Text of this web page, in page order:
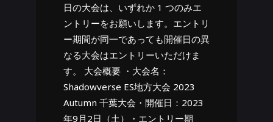
日の大会は、いずれか 1 つのみエ
ントリーをお願いします。エントリ
ー期間が同一であっても開催日の異
なる大会はエントリーいただけま
す。 大会概要 ・大会名：
Shadowverse ES地方大会 2023
Autumn 千葉大会・開催日：2023
年9月2日（土）・エントリー期